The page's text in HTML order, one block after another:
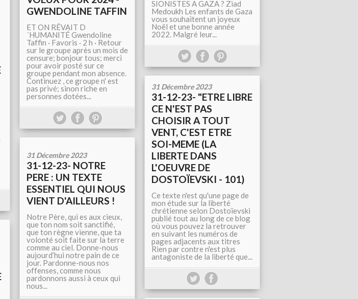
SIONISTES A GAZA ? Ziad
Medoukh Les enfants de Gaza
vous souhaitent un joyeux
Noël et une bonne année
2022. Malgré leur...
GWENDOLINE TAFFIN
ET ON RÊVAIT D
´HUMANITÉ Gwendoline
Taffin · Favoris · 2 h · Retour
sur le groupe après un mois de
censure; bonjour tous; merci
pour avoir posté sur ce
groupe pendant mon absence.
Continuez , ce groupe n' est
pas privé; sinon riche en
personnes dotées...
31 Décembre 2023
31-12-23- "ETRE LIBRE
CE N'EST PAS
CHOISIR A TOUT
VENT, C'EST ETRE
SOI-MEME (LA
LIBERTE DANS
L'OEUVRE DE
DOSTOÏEVSKI - 101)
Ce texte n'est qu'une page de
mon étude sur la liberté
chrétienne selon Dostoïevski
publié tout au long de ce blog
où vous pouvez la retrouver
en suivant les numéros de
pages adjacents aux titres
Rien par contre n'est plus
antagoniste de la liberté que...
31 Décembre 2023
31-12-23- NOTRE
PERE : UN TEXTE
ESSENTIEL QUI NOUS
VIENT D'AILLEURS !
Notre Père, qui es aux cieux,
que ton nom soit sanctifié,
que ton règne vienne, que ta
volonté soit faite sur la terre
comme au ciel. Donne-nous
aujourd’hui notre pain de ce
jour. Pardonne-nous nos
offenses, comme nous
pardonnons aussi à ceux qui
nous...